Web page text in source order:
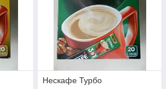
Нескафе Турбо